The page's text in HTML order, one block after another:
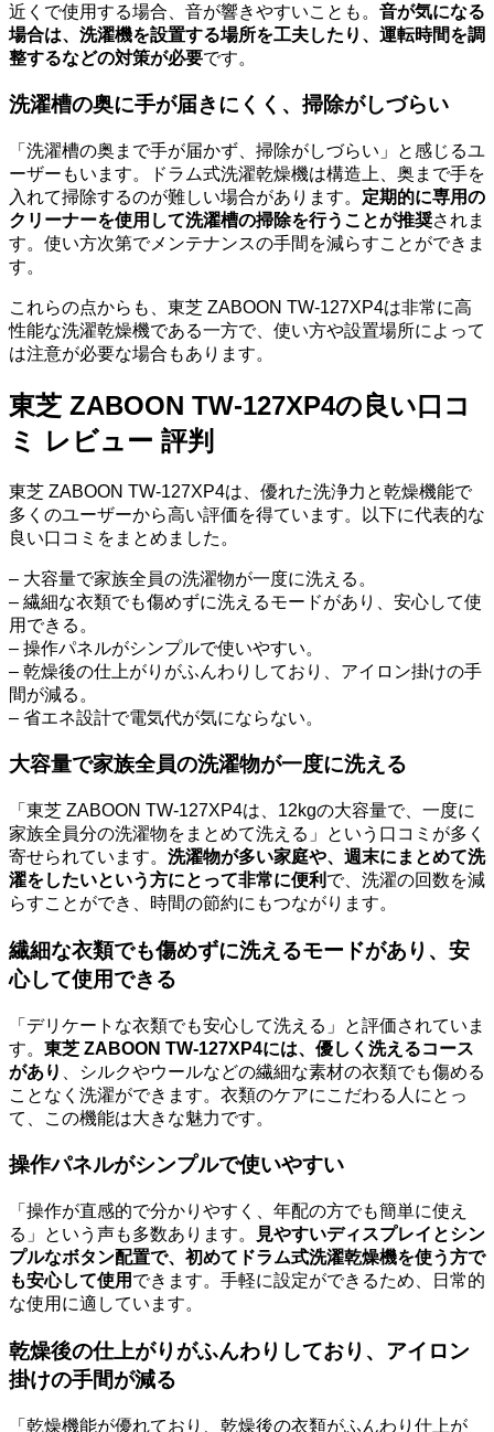
近くで使用する場合、音が響きやすいことも。 音が気になる
場合は、洗濯機を設置する場所を工夫したり、運転時間を調
整するなどの対策が必要です。
洗濯槽の奥に手が届きにくく、掃除がしづらい
「洗濯槽の奥まで手が届かず、掃除がしづらい」と感じるユ
ーザーもいます。ドラム式洗濯乾燥機は構造上、奥まで手を
入れて掃除するのが難しい場合があります。 定期的に専用の
クリーナーを使用して洗濯槽の掃除を行うことが推奨されま
す。使い方次第でメンテナンスの手間を減らすことができま
す。
これらの点からも、東芝 ZABOON TW-127XP4は非常に高
性能な洗濯乾燥機である一方で、使い方や設置場所によって
は注意が必要な場合もあります。
東芝 ZABOON TW-127XP4の良い口コ
ミ レビュー 評判
東芝 ZABOON TW-127XP4は、優れた洗浄力と乾燥機能で
多くのユーザーから高い評価を得ています。以下に代表的な
良い口コミをまとめました。
– 大容量で家族全員の洗濯物が一度に洗える。
– 繊細な衣類でも傷めずに洗えるモードがあり、安心して使
用できる。
– 操作パネルがシンプルで使いやすい。
– 乾燥後の仕上がりがふんわりしており、アイロン掛けの手
間が減る。
– 省エネ設計で電気代が気にならない。
大容量で家族全員の洗濯物が一度に洗える
「東芝 ZABOON TW-127XP4は、12kgの大容量で、一度に
家族全員分の洗濯物をまとめて洗える」という口コミが多く
寄せられています。 洗濯物が多い家庭や、週末にまとめて洗
濯をしたいという方にとって非常に便利 で、洗濯の回数を減
らすことができ、時間の節約にもつながります。
繊細な衣類でも傷めずに洗えるモードがあり、安
心して使用できる
「デリケートな衣類でも安心して洗える」と評価されていま
す。 東芝 ZABOON TW-127XP4には、優しく洗えるコース
があり
、シルクやウールなどの繊細な素材の衣類でも傷める
ことなく洗濯ができます。衣類のケアにこだわる人にとっ
て、この機能は大きな魅力です。
操作パネルがシンプルで使いやすい
「操作が直感的で分かりやすく、年配の方でも簡単に使え
る」という声も多数あります。
見やすいディスプレイとシン
プルなボタン配置で、初めてドラム式洗濯乾燥機を使う方で
も安心して使用 できます。手軽に設定ができるため、日常的
な使用に適しています。
乾燥後の仕上がりがふんわりしており、アイロン
掛けの手間が減る
「乾燥機能が優れており、乾燥後の衣類がふんわり仕上が